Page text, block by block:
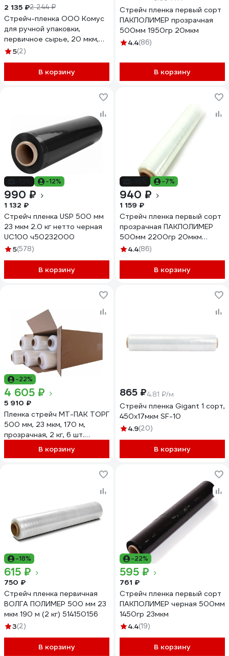
2 135 ₽2 244 ₽
Стрейч-пленка ООО Комус
для ручной упаковки,
первичное сырье, 20 мкм,
12.5 см, 125 м, 0.29 кг нетто,
5(2)
В корзину
Стрейч пленка первый сорт
ПАКПОЛИМЕР прозрачная
500мм 1950гр 20мкм
4.4(86)
В корзину
-12%
990 ₽
1 132 ₽
Стрейч пленка USP 500 мм
23 мкм 2.0 кг нетто черная
UC100 ч50232000
5(578)
В корзину
-7%
940 ₽
1 159 ₽
Стрейч пленка первый сорт
прозрачная ПАКПОЛИМЕР
500мм 2200гр 20мкм
первый сорт прозрачная
4.4(86)
В корзину
-22%
4 605 ₽
5 910 ₽
Пленка стрейч МТ-ПАК ТОРГ
500 мм, 23 мкм, 170 м,
прозрачная, 2 кг, 6 шт.
В корзину
865 ₽4.81 ₽/м
Стрейч пленка Gigant 1 сорт,
450х17мкм SF-10
4.9(20)
В корзину
-18%
615 ₽
750 ₽
Стрейч пленка первичная
ВОЛГА ПОЛИМЕР 500 мм 23
мкм 190 м (2 кг) 514150156
3(2)
В корзину
-22%
595 ₽
761 ₽
Стрейч пленка первый сорт
ПАКПОЛИМЕР черная 500мм
1450гр 23мкм
4.4(19)
В корзину